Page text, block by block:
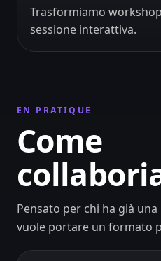
Trasformiamo
sessione interattiva.
EN PRATIQUE
Come
Pensato per chi ha già
vuole portare un formato